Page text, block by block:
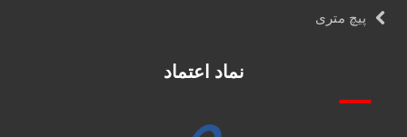
پیچ متری
نماد اعتماد